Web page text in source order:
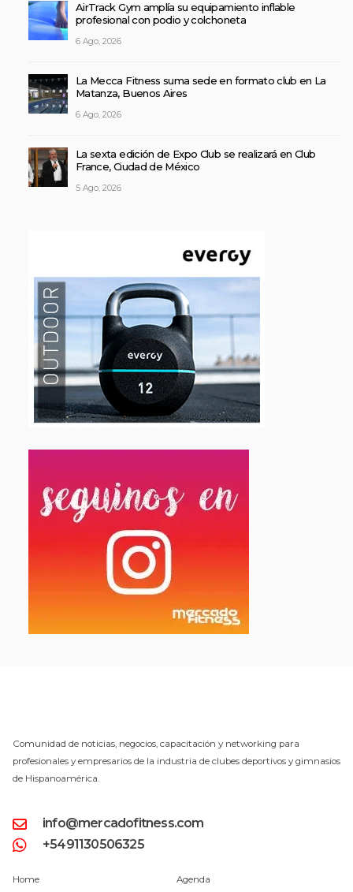
AirTrack Gym amplía su equipamiento inflable
profesional con podio y colchoneta
6 Ago, 2026
La Mecca Fitness suma sede en formato club en La
Matanza, Buenos Aires
6 Ago, 2026
La sexta edición de Expo Club se realizará en Club
France, Ciudad de México
5 Ago, 2026
Comunidad de noticias, negocios, capacitación y networking para
profesionales y empresarios de la industria de clubes deportivos y gimnasios
de Hispanoamérica.
info@mercadofitness.com
+5491130506325
Home Agenda